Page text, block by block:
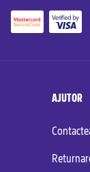
AJUTOR